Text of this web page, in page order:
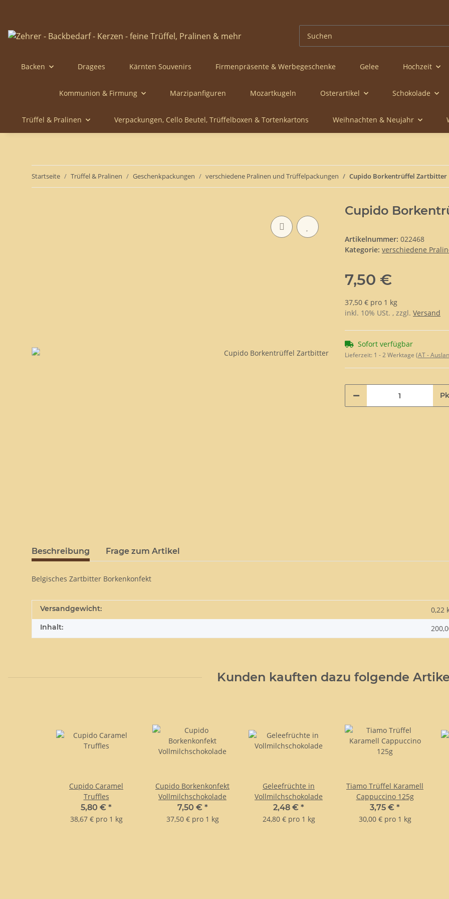
Backen Dragees Kärnten Souvenirs Firmenpräsente & Werbegeschenke Gelee Hochzeit
Kommunion & Firmung Marzipanfiguren Mozartkugeln Osterartikel Schokolade
Trüffel & Pralinen Verpackungen, Cello Beutel, Trüffelboxen & Tortenkartons Weihnachten & Neujahr
Startseite Trüffel & Pralinen Geschenkpackungen verschiedene Pralinen und Trüffelpackungen Cupido Borkentrüffel Zartbitter
Cupido
Artikelnummer: 022468
Kategorie: verschiedene
7,50 €
37,50 € pro 1 kg
inkl. 10% USt. , zzgl. Versand
Sofort verfügbar
Lieferzeit: 1 - 2 Werktage (AT -
Beschreibung Frage zum Artikel
Belgisches Zartbitter Borkenkonfekt
Versandgewicht: 0,22
Inhalt:
Kunden kauften dazu folgende
Cupido Caramel
Truffles
5,80 € *
38,67 € pro 1 kg
Cupido Borkenkonfekt
Vollmilchschokolade
7,50 € *
37,50 € pro 1 kg
Geleefrüchte in
Vollmilchschokolade
2,48 € *
24,80 € pro 1 kg
Tiamo Trüffel Karamell
Cappuccino 125g
3,75 € *
30,00 € pro 1 kg